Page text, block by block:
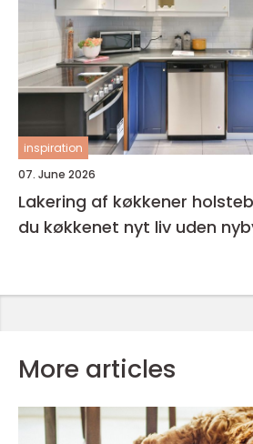
inspiration
07. June 2026
Lakering af køkkener holstebro sådan
du køkkenet nyt liv uden
More articles